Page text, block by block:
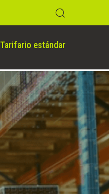
Tarifario estándar